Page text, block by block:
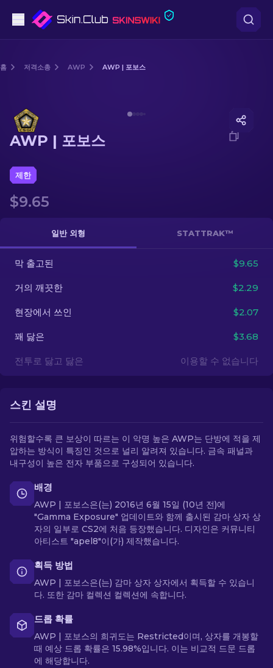
돌격소총
저격소총
장갑
케이스
기타
홈 저격소총 AWP AWP | 포보스
AWP | 포보스
제한
$9.65
일반 외형 STATTRAK™
막 출고된 $9.65
거의 깨끗한 $2.29
현장에서 쓰인 $2.07
꽤 닳은 $3.68
전투로 닳고 닳은 이용할 수 없습니다
스킨 설명
위험할수록 큰 보상이 따르는 이 악명 높은 AWP는 단방에 적을 제
압하는 방식이 특징인 것으로 널리 알려져 있습니다. 금속 패널과
내구성이 높은 전자 부품으로 구성되어 있습니다.
배경
AWP | 포보스은(는) 2016년 6월 15일 (10년 전)에
"Gamma Exposure" 업데이트와 함께 출시된 감마 상자 상
자의 일부로 CS2에 처음 등장했습니다. 디자인은 커뮤니티
아티스트 "apel8"이(가) 제작했습니다.
획득 방법
AWP | 포보스은(는) 감마 상자 상자에서 획득할 수 있습니
다. 또한 감마 컬렉션 컬렉션에 속합니다.
드롭 확률
AWP | 포보스의 희귀도는 Restricted이며, 상자를 개봉할
때 예상 드롭 확률은 15.98%입니다. 이는 비교적 드문 드롭
에 해당합니다.